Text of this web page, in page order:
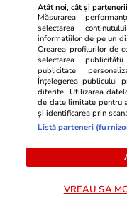
Ce este loud
tendința
generația Z
Cum se scrie
Atât noi, cât și
Măsurarea
selectarea
informațiilor de pe un
Crearea profilurilor de
selectarea
publicitate
Înțelegerea publicului
diferite. Utilizarea
de date limitate pentru
și identificarea prin
Listă parteneri
VREAU SA